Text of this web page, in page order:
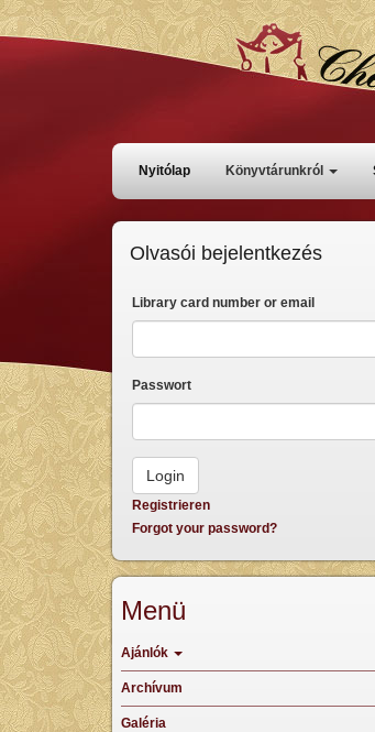
Direkt
Főmenü
Nyitólap Könyvtárunkról
Olvasói bejelentkezés
Library card number or email
Passwort
Registrieren
Forgot your password?
Menü
Ajánlók
Archívum
Galéria